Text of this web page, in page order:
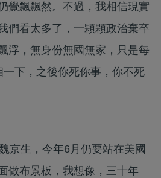
覺飄飄然。不過，我相信現實
們看太多了，一顆顆政治棄卒
浮，無身份無國無家，只是每
下，之後你死你事，你不死
京生，今年6月仍要站在美國
做布景板，我想像，三十年